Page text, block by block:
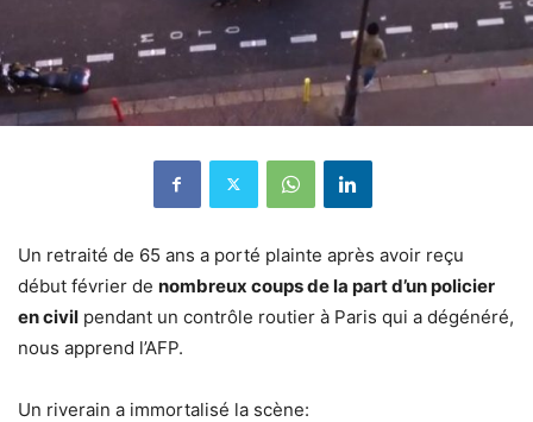
Un retraité de 65 ans a porté plainte après avoir reçu
début février de nombreux coups de la part d’un policier
en civil pendant un contrôle routier à Paris qui a dégénéré,
nous apprend l’AFP.
Un riverain a immortalisé la scène: